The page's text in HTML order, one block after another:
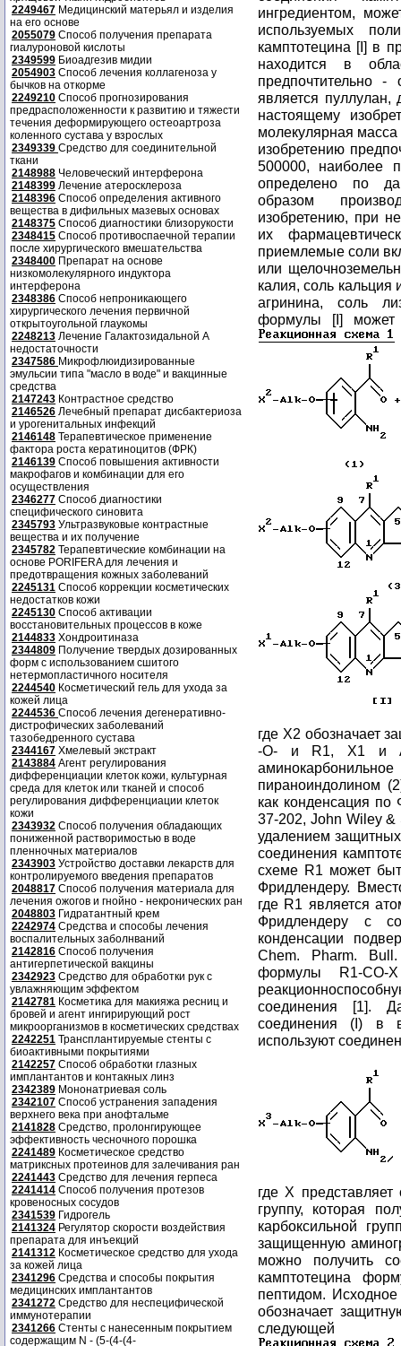
2249467 Медицинский матерьял и изделия
на его основе
2055079 Способ получения препарата
гиалуроновой кислоты
2349599 Биоадгезив мидии
2054903 Способ лечения коллагеноза у
бычков на откорме
2249210 Способ прогнозирования
предрасположенности к развитию и тяжести
течения деформирующего остеоартроза
коленного сустава у взрослых
2349339 Средство для соединительной
ткани
2148988 Человеческий интерферона
2148399 Лечение атеросклероза
2148396 Способ определения активного
вещества в дифильных мазевых основах
2148375 Способ диагностики близорукости
2348415 Способ противоспаечной терапии
после хирургического вмешательства
2348400 Препарат на основе
низкомолекулярного индуктора
интерферона
2348386 Способ непроникающего
хирургического лечения первичной
открытоугольной глаукомы
2248213 Лечение Галактозидальной А
недостаточности
2347586 Микрофлюидизированные
эмульсии типа "масло в воде" и вакцинные
средства
2147243 Контрастное средство
2146526 Лечебный препарат дисбактериоза
и урогенитальных инфекций
2146148 Терапевтическое применение
фактора роста кератиноцитов (ФРК)
2146139 Способ повышения активности
макрофагов и комбинации для его
осуществления
2346277 Способ диагностики
специфического синовита
2345793 Ультразвуковые контрастные
вещества и их получение
2345782 Терапевтические комбинации на
основе PORIFERA для лечения и
предотвращения кожных заболеваний
2245131 Способ коррекции косметических
недостатков кожи
2245130 Способ активации
восстановительных процессов в коже
2144833 Хондроитиназа
2344809 Получение твердых дозированных
форм с использованием сшитого
нетермопластичного носителя
2244540 Косметический гель для ухода за
кожей лица
2244536 Способ лечения дегенеративно-
дистрофических заболеваний
тазобедренного сустава
2344167 Хмелевый экстракт
2143884 Агент регулирования
дифференциации клеток кожи, культурная
среда для клеток или тканей и способ
регулирования дифференциации клеток
кожи
2343932 Способ получения обладающих
пониженной растворимостью в воде
пленночных материалов
2343903 Устройство доставки лекарств для
контролируемого введения препаратов
2048817 Способ получения материала для
лечения ожогов и гнойно - некронических ран
2048803 Гидратантный крем
2242974 Средства и способы лечения
воспалительных заболнваний
2142816 Способ получения
антигерпетической вакцины
2342923 Средство для обработки рук с
увлажняющим эффектом
2142781 Косметика для макияжа ресниц и
бровей и агент ингирирующий рост
микроорганизмов в косметических средствах
2242251 Трансплантируемые стенты с
биоактивными покрытиями
2142257 Способ обработки глазных
имплантантов и контакных линз
2342389 Мононатриевая соль
2342107 Способ устранения западения
верхнего века при анофтальме
2141828 Средство, пролонгирующее
эффективность чесночного порошка
2241489 Косметическое средство
матриксных протеинов для залечивания ран
2241443 Средство для лечения герпеса
2241414 Способ получения протезов
кровеносных сосудов
2341539 Гидрогель
2141324 Регулятор скорости воздействия
препарата для инъекций
2141312 Косметическое средство для ухода
за кожей лица
2341296 Средства и способы покрытия
медицинских имплантантов
2341272 Средство для неспецифической
иммунотерапии
2341266 Стенты с нанесенным покрытием
содержащим N - (5-(4-(4-
ингредиентом,
используемых
камптотецина [I] в
находится в
предпочтительно
является пуллулан,
настоящему
молекулярная
изобретению
500000, наиболее
определено по
образом
изобретению, при
их
приемлемые соли
или
калия, соль кальция
агринина, соль
формулы [I] может
где X2 обозначает
-О- и R1, X1 и
пираноиндолином
как конденсация
37-202, John Wiley
удалением
соединения
схеме R1 может
Фридлендеру.
где R1 является
Фридлендеру с
конденсации
Chem. Pharm.
формулы R1-CO-
соединения [1].
соединения (I) в
используют
где X
группу, которая
карбоксильной
защищенную
можно получить
камптотецина
пептидом.
обозначает